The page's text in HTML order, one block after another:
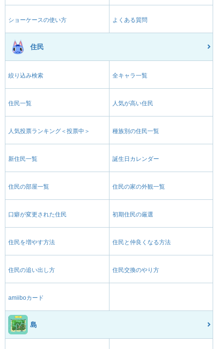
ショーケースの使い方 よくある質問
住民
絞り込み検索 全キャラ一覧
住民一覧 人気が高い住民
人気投票ランキング＜投票中＞ 種族別の住民一覧
新住民一覧 誕生日カレンダー
住民の部屋一覧 住民の家の外観一覧
口癖が変更された住民 初期住民の厳選
住民を増やす方法 住民と仲良くなる方法
住民の追い出し方 住民交換のやり方
amiiboカード
島